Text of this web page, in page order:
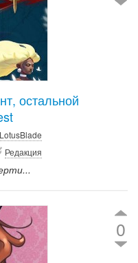
остальной
LotusBlade
Редакция
0